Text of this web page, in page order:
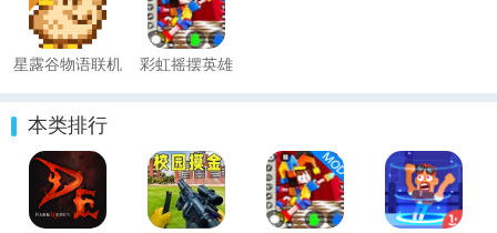
星露谷物语联机
版(Stardew
Valley)
彩虹摇摆英雄
(Rainbow Swing
本类排行